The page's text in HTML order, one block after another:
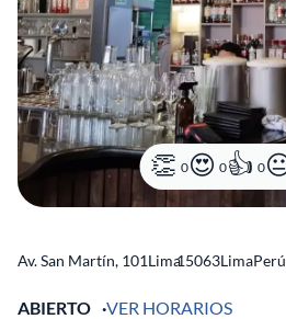
0 0 0
Av. San Martín, 101Lima15063LimaPerú
ABIERTO VER HORARIOS